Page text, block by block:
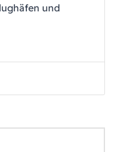
und